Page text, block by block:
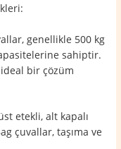
genellikle 500 kg
sahiptir.
ideal bir çözüm
etekli, alt kapalı
çuvallar, taşıma ve